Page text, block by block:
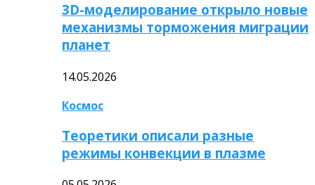
3D-моделирование открыло новые
механизмы торможения миграции
планет
14.05.2026
Космос
Теоретики описали разные
режимы конвекции в плазме